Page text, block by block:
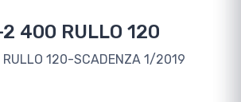
400 RULLO 120
120-SCADENZA 1/2019